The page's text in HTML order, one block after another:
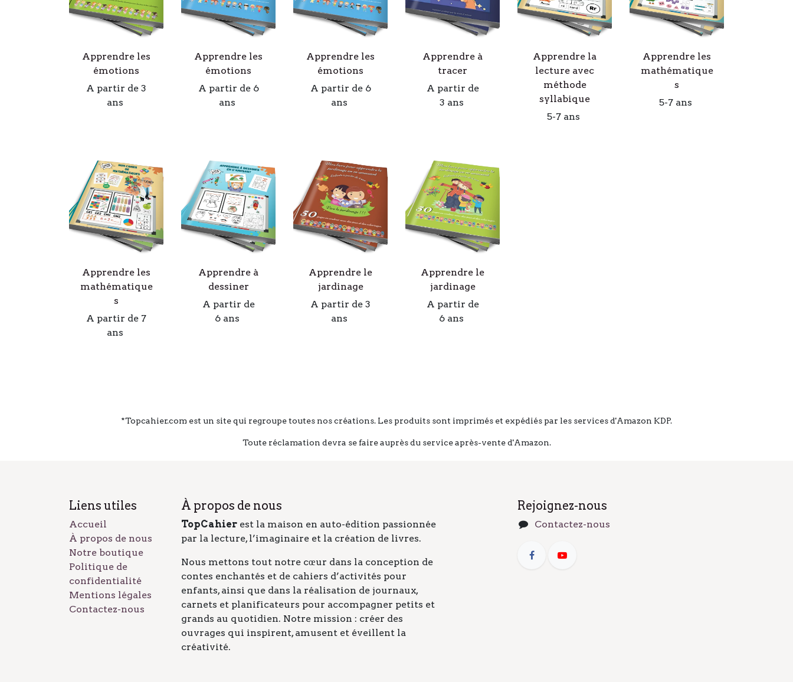
Apprendre les
émotions
A partir de 3
ans
Apprendre les
émotions
A partir de 6
ans
Apprendre les
émotions
A partir de 6
ans
Apprendre à
tracer
A partir de
3 ans
Apprendre la
lecture avec
méthode
syllabique
5-7 ans
Apprendre les
mathématique
s
5-7 ans
Apprendre les
mathématique
s
A partir de 7
ans
Apprendre à
dessiner
A partir de
6 ans
Apprendre le
jardinage
A partir de 3
ans
Apprendre le
jardinage
A partir de
6 ans
*Topcahier.com est un site qui regroupe toutes nos créations. Les produits sont imprimés et expédiés par les services d'Amazon KDP.
Toute réclamation devra se faire auprès du service après-vente d'Amazon.
Liens utiles
Accueil
À propos de nous
Notre boutique
Politique de
confidentialité
Mentions légales
Contactez-nous
À propos de nous
TopCahier est la maison en auto-édition passionnée
par la lecture, l’imaginaire et la création de livres.
Nous mettons tout notre cœur dans la conception de
contes enchantés et de cahiers d’activités pour
enfants, ainsi que dans la réalisation de journaux,
carnets et planificateurs pour accompagner petits et
grands au quotidien. Notre mission : créer des
ouvrages qui inspirent, amusent et éveillent la
créativité.
Rejoignez-nous
Contactez-nous